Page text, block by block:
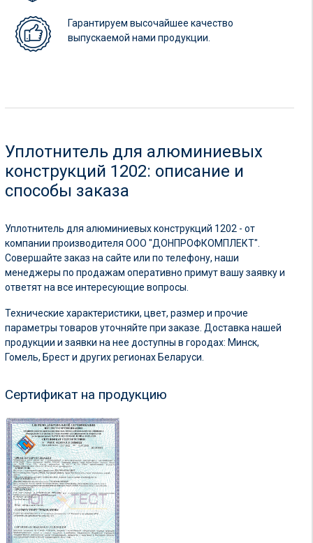
Гарантируем высочайшее качество
выпускаемой нами продукции.
Уплотнитель для алюминиевых
конструкций 1202: описание и
способы заказа
Уплотнитель для алюминиевых конструкций 1202 - от
компании производителя ООО "ДОНПРОФКОМПЛЕКТ".
Совершайте заказ на сайте или по телефону, наши
менеджеры по продажам оперативно примут вашу заявку и
ответят на все интересующие вопросы.
Технические характеристики, цвет, размер и прочие
параметры товаров уточняйте при заказе. Доставка нашей
продукции и заявки на нее доступны в городах: Минск,
Гомель, Брест и других регионах Беларуси.
Сертификат на продукцию